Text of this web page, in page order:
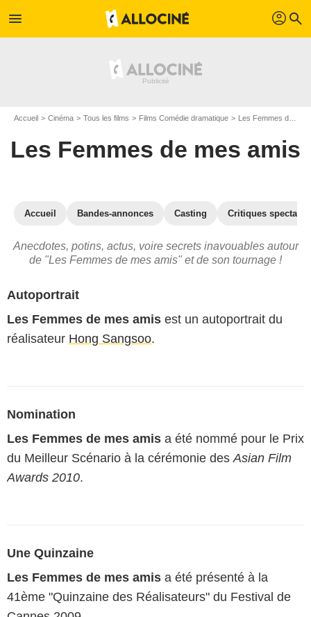
menu profil search
Accueil Cinéma Tous les films Films Comédie dramatique Les Femmes de mes amis
Les Femmes de mes amis
Accueil Bandes-annonces Casting Critiques
Anecdotes, potins, actus, voire secrets inavouables autour
de "Les Femmes de mes amis" et de son tournage !
Autoportrait
Les Femmes de mes amis est un autoportrait du
réalisateur Hong Sangsoo.
Nomination
Les Femmes de mes amis a été nommé pour le Prix
du Meilleur Scénario à la cérémonie desAsian Film
Awards 2010.
Une Quinzaine
Les Femmes de mes amis a été présenté à la
41ème "Quinzaine des Réalisateurs" du Festival de